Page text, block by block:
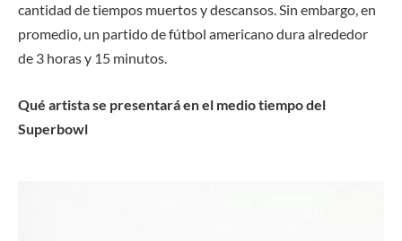
cantidad de tiempos muertos y descansos. Sin embargo, en
promedio, un partido de fútbol americano dura alrededor
de 3 horas y 15 minutos.
Qué artista se presentará en el medio tiempo del
Superbowl